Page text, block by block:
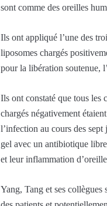
sont comme des oreilles
Ils ont appliqué l’une des
liposomes chargés
pour la libération soutenue,
Ils ont constaté que tous les
chargés négativement
l’infection au cours des
gel avec un antibiotique
et leur inflammation
Yang, Tang et ses